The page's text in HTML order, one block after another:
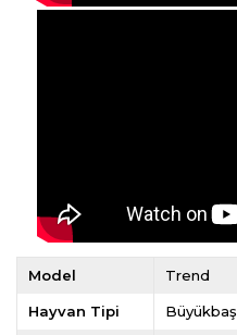
Model Trend
Hayvan Tipi Büyükbaş